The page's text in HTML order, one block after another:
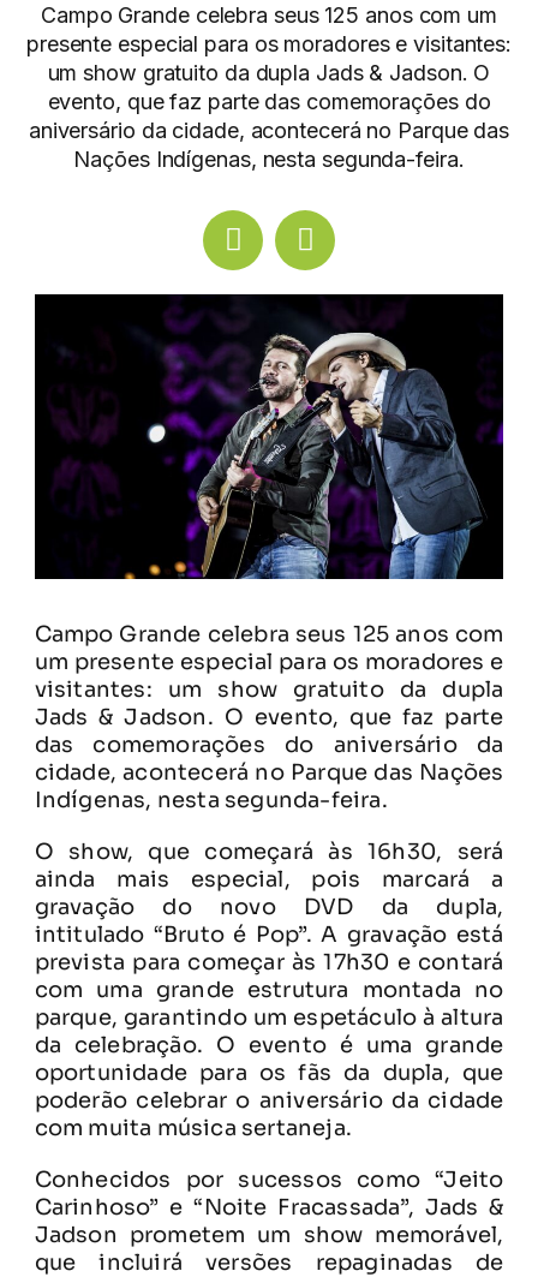
Campo Grande celebra seus 125 anos com um
presente especial para os moradores e visitantes:
um show gratuito da dupla Jads & Jadson. O
evento, que faz parte das comemorações do
aniversário da cidade, acontecerá no Parque das
Nações Indígenas, nesta segunda-feira.
Campo Grande celebra seus 125 anos com
um presente especial para os moradores e
visitantes: um show gratuito da dupla
Jads & Jadson. O evento, que faz parte
das comemorações do aniversário da
cidade, acontecerá no Parque das Nações
Indígenas, nesta segunda-feira.
O show, que começará às 16h30, será
ainda mais especial, pois marcará a
gravação do novo DVD da dupla,
intitulado “Bruto é Pop”. A gravação está
prevista para começar às 17h30 e contará
com uma grande estrutura montada no
parque, garantindo um espetáculo à altura
da celebração. O evento é uma grande
oportunidade para os fãs da dupla, que
poderão celebrar o aniversário da cidade
com muita música sertaneja.
Conhecidos por sucessos como “Jeito
Carinhoso” e “Noite Fracassada”, Jads &
Jadson prometem um show memorável,
que incluirá versões repaginadas de